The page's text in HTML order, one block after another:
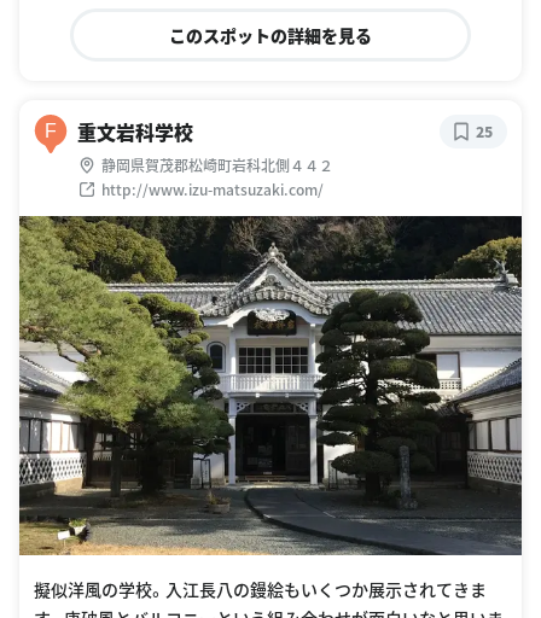
このスポットの詳細を見る
F 重文岩科学校
静岡県賀茂郡松崎町岩科北側４４２
http://www.izu-matsuzaki.com/
25
擬似洋風の学校。入江長八の鏝絵もいくつか展示されてきま